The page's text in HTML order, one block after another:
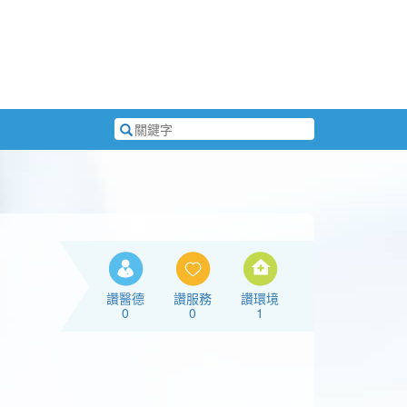
搜
尋
讚醫德
0
讚服務
0
讚環境
1